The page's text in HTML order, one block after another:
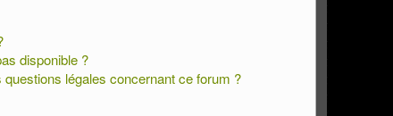
disponible ?
légales concernant ce forum ?